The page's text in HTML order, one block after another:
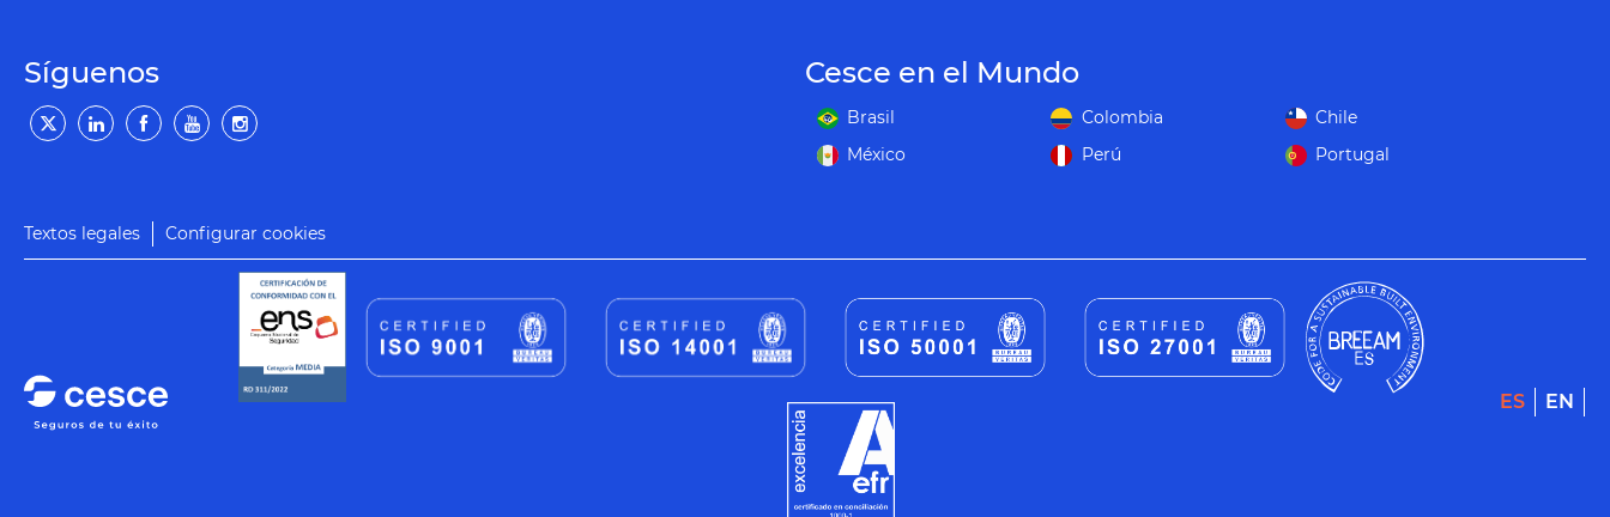
Síguenos Cesce en el Mundo
Brasil Colombia
Chile
México
Perú Portugal
Textos legales Configurar cookies
ES EN